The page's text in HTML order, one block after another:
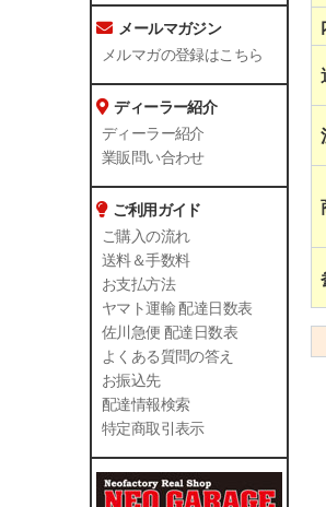
メールマガジン
メルマガの登録はこちら
ディーラー紹介
ディーラー紹介
業販問い合わせ
ご利用ガイド
ご購入の流れ
送料＆手数料
お支払方法
ヤマト運輸 配達日数表
佐川急便 配達日数表
よくある質問の答え
お振込先
配達情報検索
特定商取引表示